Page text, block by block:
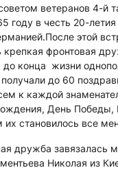
ветеранов 4-й
году в честь 20-
этой
крепкая фронтовая
до конца жизни
до 60
к каждой
День Победы,
становилось все
дружба завязалась
Николая из